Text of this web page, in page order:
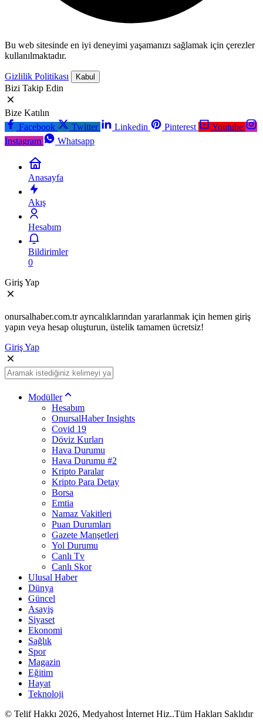
Bu web sitesinde en iyi deneyimi yaşamanızı sağlamak için çerezler
kullanılmaktadır.
Gizlilik Politikası Kabul
Bizi Takip Edin
Bize Katılın
Facebook
Twitter Linkedin Pinterest
Youtube
Instagram
Whatsapp
Anasayfa
Akış
Hesabım
Bildirimler
0
Giriş Yap
onursalhaber.com.tr ayrıcalıklarından yararlanmak için hemen giriş
yapın veya hesap oluşturun, üstelik tamamen ücretsiz!
Giriş Yap
Modüller
Hesabım
OnursalHaber Insights
Covid 19
Döviz Kurları
Hava Durumu
Hava Durumu #2
Kripto Paralar
Kripto Para Detay
Borsa
Emtia
Namaz Vakitleri
Puan Durumları
Gazete Manşetleri
Yol Durumu
Canlı Tv
Canlı Skor
Ulusal Haber
Dünya
Güncel
Asayiş
Siyaset
Ekonomi
Sağlık
Spor
Magazin
Eğitim
Hayat
Teknoloji
© Telif Hakkı 2026, Medyahost İnternet Hiz..Tüm Hakları Saklıdır